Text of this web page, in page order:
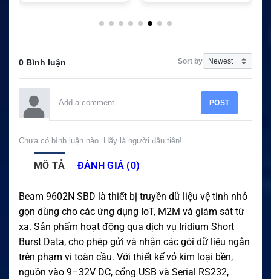
0 Bình luận Sort by
POST
Chưa có bình luận nào. Hãy là người đầu tiên!
MÔ TẢ ĐÁNH GIÁ (0)
Beam 9602N SBD là thiết bị truyền dữ liệu vệ tinh nhỏ
gọn dùng cho các ứng dụng IoT, M2M và giám sát từ
xa. Sản phẩm hoạt động qua dịch vụ Iridium Short
Burst Data, cho phép gửi và nhận các gói dữ liệu ngắn
trên phạm vi toàn cầu. Với thiết kế vỏ kim loại bền,
nguồn vào 9–32V DC, cổng USB và Serial RS232,